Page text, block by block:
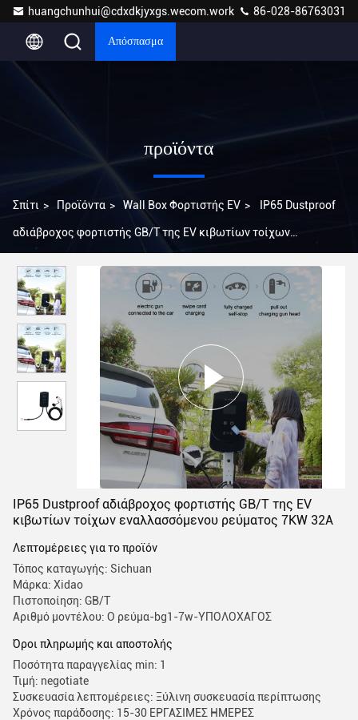
huangchunhui@cdxdkjyxgs.wecom.work 86-028-86763031
Απόσπασμα
προϊόντα
Σπίτι > Προϊόντα > Wall Box Φορτιστής EV > IP65 Dustproof
αδιάβροχος φορτιστής GB/T της EV κιβωτίων τοίχων
IP65 Dustproof αδιάβροχος φορτιστής GB/T της EV
κιβωτίων τοίχων εναλλασσόμενου ρεύματος 7KW 32A
Λεπτομέρειες για το προϊόν
Τόπος καταγωγής: Sichuan
Μάρκα: Xidao
Πιστοποίηση: GB/T
Αριθμό μοντέλου: Ο ρεύμα-bg1-7w-ΥΠΟΛΟΧΑΓΟΣ
Όροι πληρωμής και αποστολής
Ποσότητα παραγγελίας min: 1
Τιμή: negotiate
Συσκευασία λεπτομέρειες: Ξύλινη συσκευασία περίπτωσης
Χρόνος παράδοσης: 15-30 ΕΡΓΑΣΙΜΕΣ ΗΜΕΡΕΣ